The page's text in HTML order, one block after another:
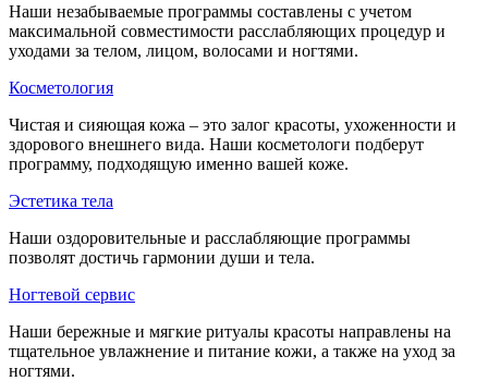
Наши незабываемые программы составлены с учетом
максимальной совместимости расслабляющих процедур и
уходами за телом, лицом, волосами и ногтями.
Косметология
Чистая и сияющая кожа – это залог красоты, ухоженности и
здорового внешнего вида. Наши косметологи подберут
программу, подходящую именно вашей коже.
Эстетика тела
Наши оздоровительные и расслабляющие программы
позволят достичь гармонии души и тела.
Ногтевой сервис
Наши бережные и мягкие ритуалы красоты направлены на
тщательное увлажнение и питание кожи, а также на уход за
ногтями.